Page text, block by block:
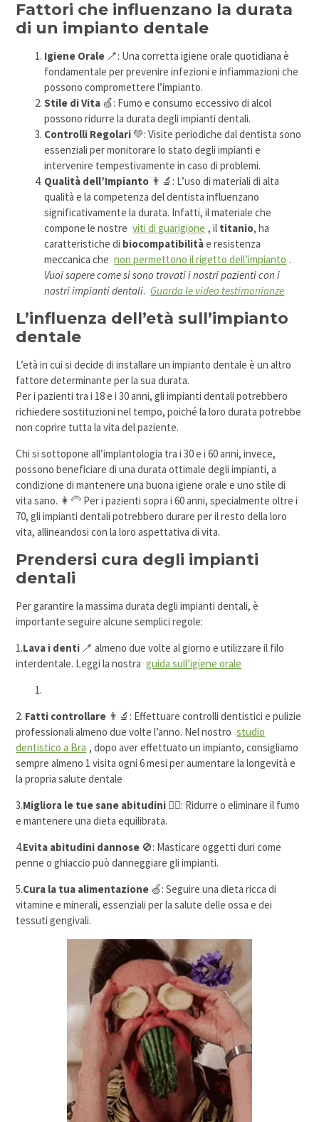
Fattori che influenzano la durata
di un impianto dentale
Igiene Orale 🪥: Una corretta igiene orale quotidiana è
fondamentale per prevenire infezioni e infiammazioni che
possono compromettere l’impianto.
Stile di Vita 🍏: Fumo e consumo eccessivo di alcol
possono ridurre la durata degli impianti dentali.
Controlli Regolari 💚: Visite periodiche dal dentista sono
essenziali per monitorare lo stato degli impianti e
intervenire tempestivamente in caso di problemi.
Qualità dell’Impianto 👨‍🔬: L’uso di materiali di alta
qualità e la competenza del dentista influenzano
significativamente la durata. Infatti, il materiale che
compone le nostre viti di guarigione , il titanio, ha
caratteristiche di biocompatibilitàe resistenza
meccanica che non permettono il rigetto dell’impianto .
Vuoi sapere come si sono trovati i nostri pazienti con i
nostri impianti dentali. Guarda le video testimonianze
L’influenza dell’età sull’impianto
dentale
L’età in cui si decide di installare un impianto dentale è un altro
fattore determinante per la sua durata.
Per i pazienti tra i 18 e i 30 anni, gli impianti dentali potrebbero
richiedere sostituzioni nel tempo, poiché la loro durata potrebbe
non coprire tutta la vita del paziente.
Chi si sottopone all’implantologia tra i 30 e i 60 anni, invece,
possono beneficiare di una durata ottimale degli impianti, a
condizione di mantenere una buona igiene orale e uno stile di
vita sano. 👩‍🦳 Per i pazienti sopra i 60 anni, specialmente oltre i
70, gli impianti dentali potrebbero durare per il resto della loro
vita, allineandosi con la loro aspettativa di vita.
Prendersi cura degli impianti
dentali
Per garantire la massima durata degli impianti dentali, è
importante seguire alcune semplici regole:
1.Lava i denti 🪥 almeno due volte al giorno e utilizzare il filo
interdentale. Leggi la nostra guida sull’igiene orale
2. Fatti controllare 👨‍🔬: Effettuare controlli dentistici e pulizie
professionali almeno due volte l’anno. Nel nostro studio
dentistico a Bra , dopo aver effettuato un impianto, consigliamo
sempre almeno 1 visita ogni 6 mesi per aumentare la longevità e
la propria salute dentale
3.Migliora le tue sane abitudini 🏃‍♀️: Ridurre o eliminare il fumo
e mantenere una dieta equilibrata.
4.Evita abitudini dannose 🚫: Masticare oggetti duri come
penne o ghiaccio può danneggiare gli impianti.
5.Cura la tua alimentazione 🍏: Seguire una dieta ricca di
vitamine e minerali, essenziali per la salute delle ossa e dei
tessuti gengivali.